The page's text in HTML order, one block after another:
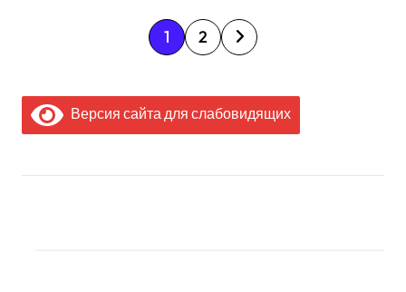
П
г
н
1 2
Версия сайта для слабовидящих